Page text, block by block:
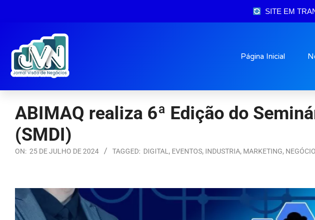
SITE EM
Página Inicial
ABIMAQ realiza 6ª Edição do
(SMDI)
ON: 25 DE JULHO DE 2024 TAGGED: DIGITAL , EVENTOS, INDUSTRIA, MARKETING,